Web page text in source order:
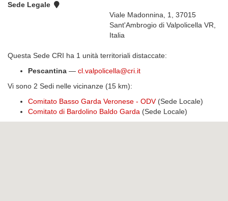
Sede Legale
Viale Madonnina, 1, 37015
Sant'Ambrogio di Valpolicella VR,
Italia
Questa Sede CRI ha 1 unità territoriali distaccate:
Pescantina — cl.valpolicella@cri.it
Vi sono 2 Sedi nelle vicinanze (15 km):
Comitato Basso Garda Veronese - ODV(Sede Locale)
Comitato di Bardolino Baldo Garda (Sede Locale)